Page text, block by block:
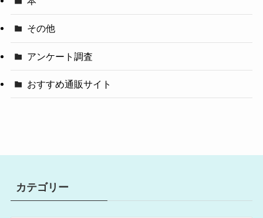
その他
アンケート調査
おすすめ通販サイト
カテゴリー